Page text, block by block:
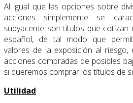
Al igual que las opciones sobre
acciones simplemente se
subyacente son títulos que
español, de tal modo que
valores de la exposición al riesgo,
acciones compradas de posibles
si queremos comprar los títulos de
Utilidad